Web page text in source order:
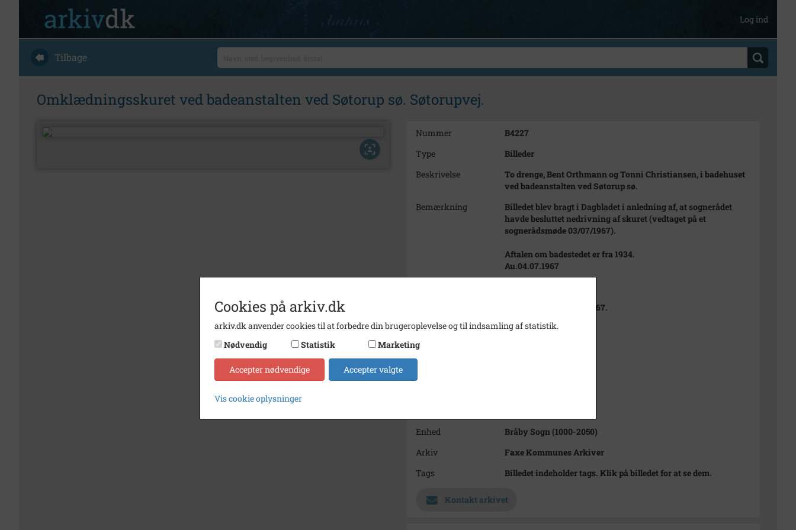
Log ind
Tilbage
Omklædningsskuret ved badeanstalten ved Søtorup sø. Søtorupvej.
Nummer
B4227
Type
Billeder
Beskrivelse
To drenge, Bent Orthmann og Tonni Christiansen, i badehuset
ved badeanstalten ved Søtorup sø.
Bemærkning
Billedet blev bragt i Dagbladet i anledning af, at sognerådet
havde besluttet nedrivning af skuret (vedtaget på et
sognerådsmøde 03/07/1967).
Aftalen om badestedet er fra 1934.
Au.04.07.1967
Bragt i Dagbladet 4/7 1967.
Fotograf
Ukendt
Størrelse
Enhed
Bråby Sogn (1000-2050)
Arkiv
Faxe Kommunes Arkiver
Tags
Billedet indeholder tags. Klik på billedet for at se dem.
Kontakt arkivet
Cookies på arkiv.dk
arkiv.dk anvender cookies til at forbedre din brugeroplevelse og til indsamling af statistik.
Nødvendig
Statistik Marketing
Accepter nødvendige Accepter valgte
Vis cookie oplysninger